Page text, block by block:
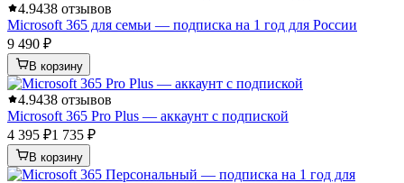
4.9438 отзывов
Microsoft 365 для семьи — подписка на 1 год для России
9 490 ₽
В корзину
4.9438 отзывов
Microsoft 365 Pro Plus — аккаунт с подпиской
4 395 ₽1 735 ₽
В корзину